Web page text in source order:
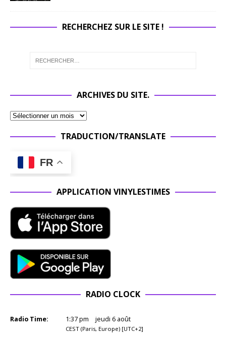
RECHERCHEZ SUR LE SITE !
ARCHIVES DU SITE.
TRADUCTION/TRANSLATE
FR
APPLICATION VINYLESTIMES
RADIO CLOCK
Radio Time: 1:37pm jeudi 6 août
CEST (Paris, Europe) [UTC+2]